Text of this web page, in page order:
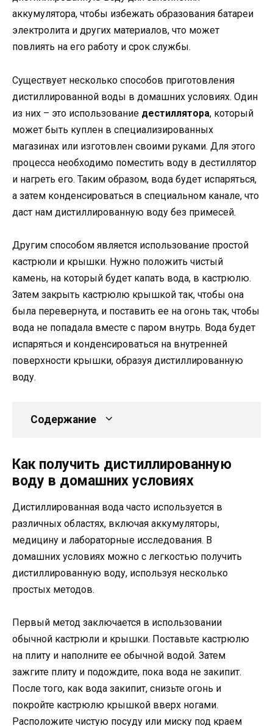
аккумулятора, чтобы избежать образования батареи
электролита и других материалов, что может
повлиять на его работу и срок службы.
Существует несколько способов приготовления
дистиллированной воды в домашних условиях. Один
из них – это использование дестиллятора, который
может быть куплен в специализированных
магазинах или изготовлен своими руками. Для этого
процесса необходимо поместить воду в дестиллятор
и нагреть его. Таким образом, вода будет испаряться,
а затем конденсироваться в специальном канале, что
даст нам дистиллированную воду без примесей.
Другим способом является использование простой
кастрюли и крышки. Нужно положить чистый
камень, на который будет капать вода, в кастрюлю.
Затем закрыть кастрюлю крышкой так, чтобы она
была перевернута, и поставить ее на огонь так, чтобы
вода не попадала вместе с паром внутрь. Вода будет
испаряться и конденсироваться на внутренней
поверхности крышки, образуя дистиллированную
воду.
Содержание
Как получить дистиллированную
воду в домашних условиях
Дистиллированная вода часто используется в
различных областях, включая аккумуляторы,
медицину и лабораторные исследования. В
домашних условиях можно с легкостью получить
дистиллированную воду, используя несколько
простых методов.
Первый метод заключается в использовании
обычной кастрюли и крышки. Поставьте кастрюлю
на плиту и наполните ее обычной водой. Затем
зажгите плиту и подождите, пока вода не закипит.
После того, как вода закипит, снизьте огонь и
покройте кастрюлю крышкой вверх ногами.
Расположите чистую посуду или миску под краем